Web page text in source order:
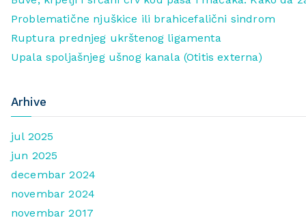
Problematične njuškice ili brahicefalični sindrom
Ruptura prednjeg ukrštenog ligamenta
Upala spoljašnjeg ušnog kanala (Otitis externa)
Arhive
jul 2025
jun 2025
decembar 2024
novembar 2024
novembar 2017